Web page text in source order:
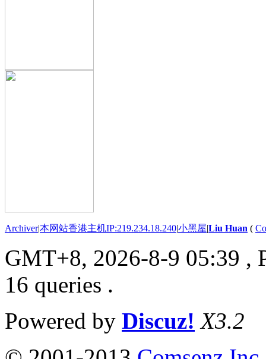
Archiver|本网站香港主机IP:219.234.18.240|小黑屋|Liu Huan (
GMT+8, 2026-8-9 05:39 ,
16 queries .
Powered by Discuz! X3.2